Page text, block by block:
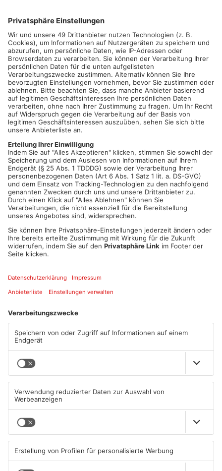
Städtepartnerschaft zwischen Aschaffenburg und Perth &
Kinross in Schottland. Aufgrund der anhaltenden Corona-
Pandemie hatten die beiden Partner beschlossen, das
Jubiläum mit einer feierlichen Videokonferenz zu begehen.
Oberbürgermeister Jürgen Herzing übermittelte zusammen mit
Mitgliedern der Stadtverwaltung und des Stadtrats sowie den
beiden Vorsitzenden des Freundeskreises Perth & Kinross und
Mitgliedern der Aschaffenburger Vereine, die Kontakte nach
Schottland pflegen, seine herzlichen Grüße in die Partnerstadt.
Außerdem hatte die Stadt Aschaffenburg ein Video mit
zahlreichen Grüßen und Glückwünschen aus dem Vereinsleben
und der Politik aufgenommen.
Provost Dennis Melloy, der auf schottischer Seite ebenfalls
Vertreter aus der Politik, die Freundeskreisvorsitzenden und
Vereinsmitglieder mitgebracht hatte, sendete Grüße zurück.
Herzing sagte in seinem Grußwort, dass sich zwischen
Aschaffenburg und Perth eine echte Partnerschaft mit einer
aufrichtigen Verbundenheit und einem dynamischen
Austausch entwickelt habe. Er wünsche sich, „dass wir bald
wieder Frieden zwischen Russland und der Ukraine erleben
können und beide Staaten danach zu so einem
freundschaftlichen Miteinander finden wie Deutschland und
Großbritannien in den vergangenen 65 Jahren.“
ANZEIGE
Mehr aus
Primaveraland
TOPNEWS TOPNEWS